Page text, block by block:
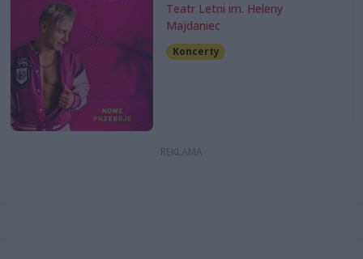
Teatr Letni im. Heleny
Majdaniec
Koncerty